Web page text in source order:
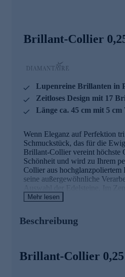
Brillant-Collier
Lupenreine Brillanten in
Zeitloses Design mit 17
Länge ca. 45 cm mit 5
Wenn Eleganz auf Perfektion
Schmuckstück, das für die
Brillant-Collier vereint höchste
Schönheit und wird zu Ihrem
Collier aus hochglanzpoliertem
seine außergewöhnliche
Auswahl der Edelsteine. Im
Brillant mit einem
Vollschliff mit guter
von ca. 0,25 ct und entfalten
faszinierendes Feuer. Die zarte
Mehr lesen
Beschreibung
Brillant-Collier